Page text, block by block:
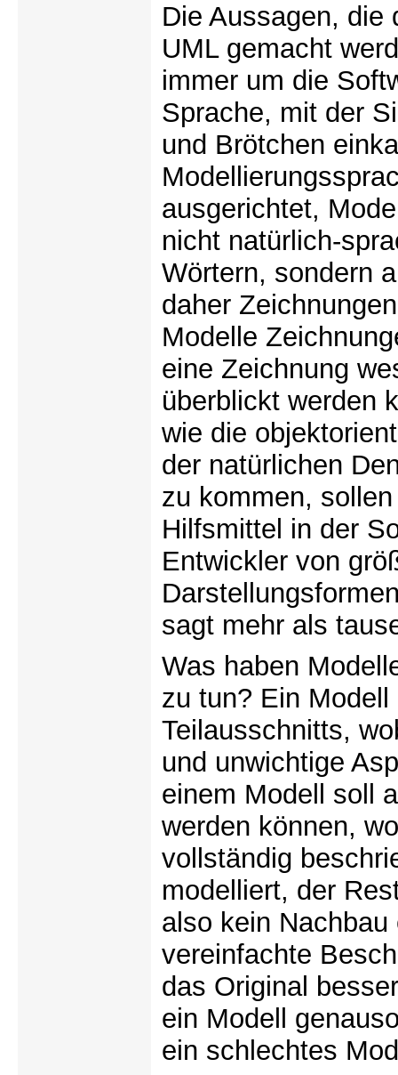
Die Aussagen, die
UML gemacht
immer um die
Sprache, mit der
und Brötchen
ausgerichtet,
nicht natürlich-
Wörtern, sondern
daher
Modelle
eine Zeichnung
überblickt werden
wie die
der natürlichen
zu kommen,
Hilfsmittel in der
Entwickler von
sagt mehr als
Was haben
zu tun? Ein
Teilausschnitts,
und unwichtige
einem Modell soll
werden können,
vollständig
modelliert, der
also kein
vereinfachte
das Original
ein Modell
ein schlechtes